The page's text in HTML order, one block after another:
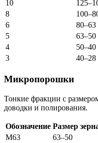
10
8
6
80–63
5
63–50
4
50–40
3
40–28
Микропорошки
Тонкие фракции с
доводки и полирования.
Обозначение Размер
М63
63–50